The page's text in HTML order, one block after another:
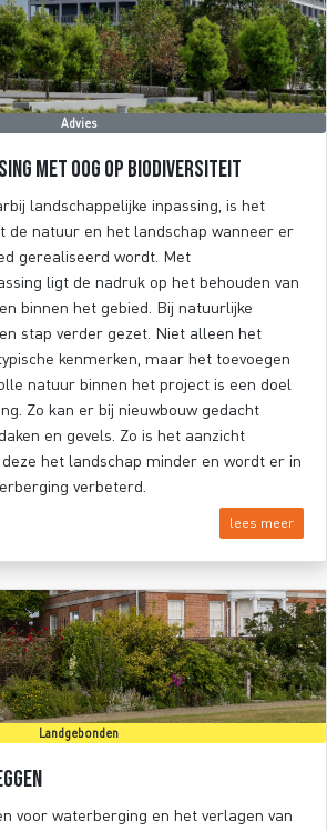
Advies
met oog op biodiversiteit
landschappelijke inpassing, is het
de natuur en het landschap wanneer er
gerealiseerd wordt. Met
ligt de nadruk op het behouden van
binnen het gebied. Bij natuurlijke
stap verder gezet. Niet alleen het
kenmerken, maar het toevoegen
natuur binnen het project is een doel
Zo kan er bij nieuwbouw gedacht
en gevels. Zo is het aanzicht
het landschap minder en wordt er in
verbeterd.
lees meer
Landgebonden
voor waterberging en het verlagen van